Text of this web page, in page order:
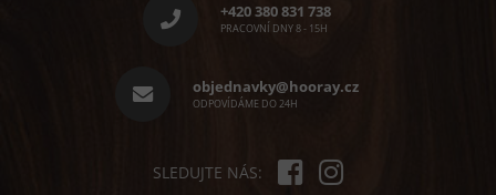
+420 380 831 738
PRACOVNÍ DNY 8 - 15H
objednavky@hooray.cz
ODPOVÍDÁME DO 24H
SLEDUJTE NÁS: